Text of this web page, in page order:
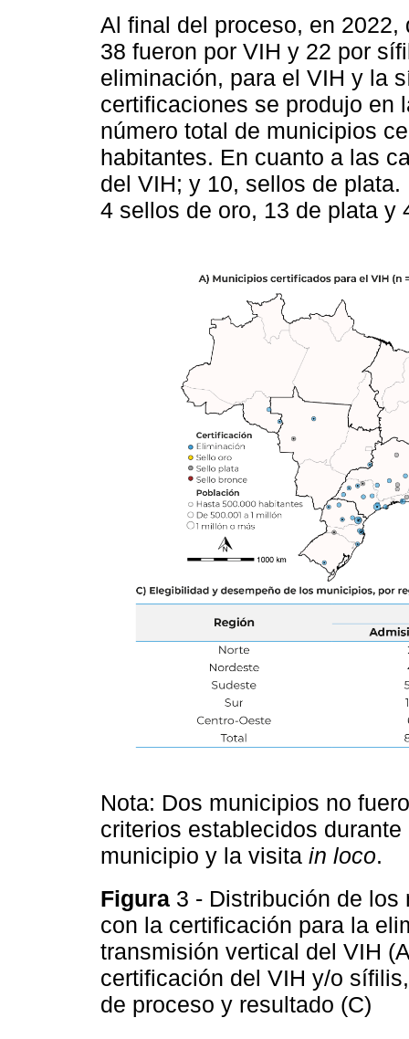
Al final del proceso, en
38 fueron por VIH y 22 por
eliminación, para el VIH y la
certificaciones se produjo en
número total de municipios
habitantes. En cuanto a las
del VIH; y 10, sellos de
4 sellos de oro, 13 de plata y
Nota: Dos municipios no
criterios establecidos
municipio y la visita in loco.
Figura 3 - Distribución de
con la certificación para la
transmisión vertical del VIH
certificación del VIH y/o
de proceso y resultado (C)